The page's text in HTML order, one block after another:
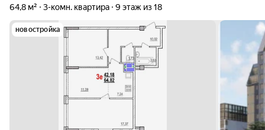
64,8 м² 3-комн. квартира 9 этаж из 18
новостройка